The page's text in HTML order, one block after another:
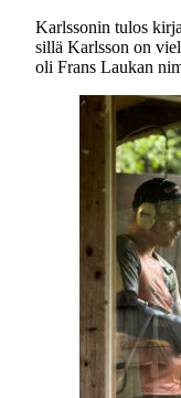
Karlssonin tulos
sillä Karlsson on
oli Frans Laukan